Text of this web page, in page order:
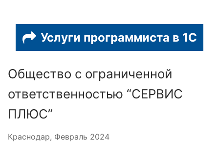
Услуги программиста в 1С
Общество с ограниченной
ответственностью “СЕРВИС
ПЛЮС”
Краснодар, Февраль 2024